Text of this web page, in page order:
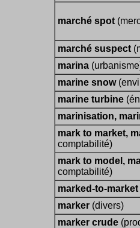
marché spot
marché suspect
marina
marine snow
marine turbine
marinisation,
mark to market,
comptabilité)
mark to model,
comptabilité)
marked-to-market
marker (divers)
marker crude